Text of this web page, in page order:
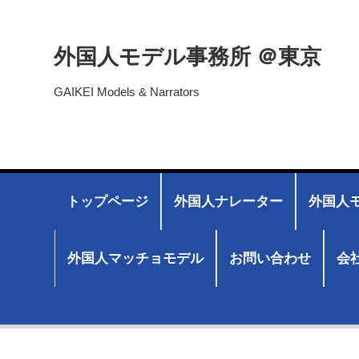
外国人モデル事務所 ＠東京
GAIKEI Models & Narrators
トップページ 外国人ナレーター 外国人
外国人マッチョモデル お問い合わせ 会